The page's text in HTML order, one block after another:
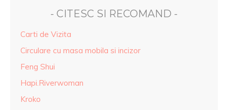
- CITESC SI RECOMAND -
Carti de Vizita
Circulare cu masa mobila si incizor
Feng Shui
Hapi.Riverwoman
Kroko